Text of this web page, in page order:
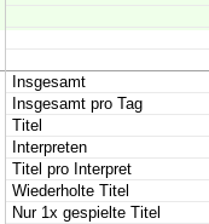
Insgesamt
Insgesamt pro Tag
Titel
Interpreten
Titel pro Interpret
Wiederholte Titel
Nur 1x gespielte Titel